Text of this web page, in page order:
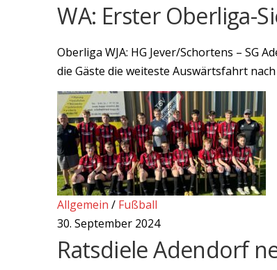
WA: Erster Oberliga-
Oberliga WJA: HG Jever/Schortens – SG
die Gäste die weiteste Auswärtsfahrt
Allgemein / Fußball
30. September 2024
Ratsdiele Adendorf